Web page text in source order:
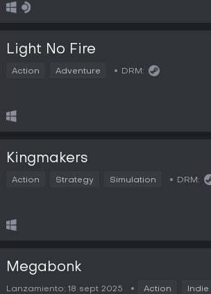
Light No Fire
Action Adventure DRM:
Kingmakers
Action Strategy Simulation DRM:
Megabonk
Lanzamiento: 18 sept 2025 Action Indie